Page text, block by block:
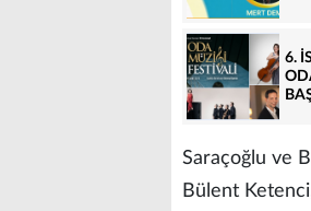
6.
Saraçoğlu ve
Bülent